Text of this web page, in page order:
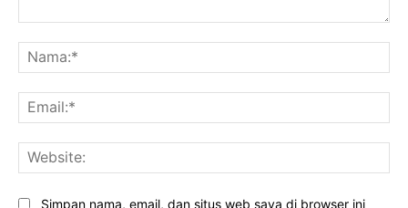
Simpan nama, email, dan situs web saya di browser ini